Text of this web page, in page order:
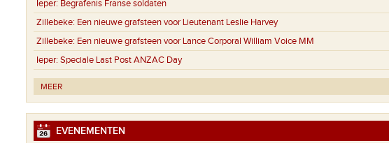
Ieper: Begrafenis Franse soldaten
Zillebeke: Een nieuwe grafsteen voor Lieutenant Leslie Harvey
Zillebeke: Een nieuwe grafsteen voor Lance Corporal William Voice MM
Ieper: Speciale Last Post ANZAC Day
MEER
EVENEMENTEN